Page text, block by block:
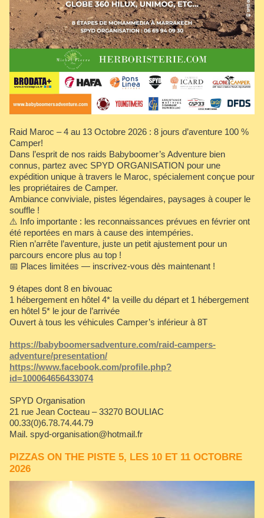
Raid Maroc – 4 au 13 Octobre 2026 : 8 jours d’aventure 100 %
Camper!
Dans l’esprit de nos raids Babyboomer’s Adventure bien
connus, partez avec SPYD ORGANISATION pour une
expédition unique à travers le Maroc, spécialement conçue pour
les propriétaires de Camper.
Ambiance conviviale, pistes légendaires, paysages à couper le
souffle !
⚠️ Info importante : les reconnaissances prévues en février ont
été reportées en mars à cause des intempéries.
Rien n’arrête l’aventure, juste un petit ajustement pour un
parcours encore plus au top !
📅 Places limitées — inscrivez-vous dès maintenant !
9 étapes dont 8 en bivouac
1 hébergement en hôtel 4* la veille du départ et 1 hébergement
en hôtel 5* le jour de l’arrivée
Ouvert à tous les véhicules Camper’s inférieur à 8T
https://babyboomersadventure.com/raid-campers-
adventure/presentation/
https://www.facebook.com/profile.php?
id=100064656433074
SPYD Organisation
21 rue Jean Cocteau – 33270 BOULIAC
00.33(0)6.78.74.44.79
Mail. spyd-organisation@hotmail.fr
PIZZAS ON THE PISTE 5, LES 10 ET 11 OCTOBRE
2026